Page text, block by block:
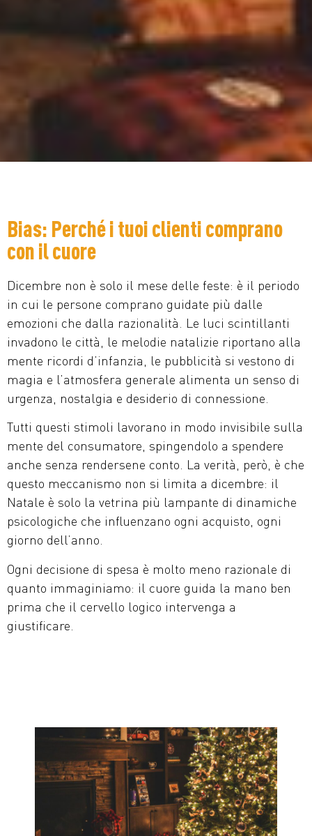
Bias: Perché i tuoi clienti comprano
con il cuore
Dicembre non è solo il mese delle feste: è il periodo
in cui le persone comprano guidate più dalle
emozioni che dalla razionalità. Le luci scintillanti
invadono le città, le melodie natalizie riportano alla
mente ricordi d’infanzia, le pubblicità si vestono di
magia e l’atmosfera generale alimenta un senso di
urgenza, nostalgia e desiderio di connessione.
Tutti questi stimoli lavorano in modo invisibile sulla
mente del consumatore, spingendolo a spendere
anche senza rendersene conto. La verità, però, è che
questo meccanismo non si limita a dicembre: il
Natale è solo la vetrina più lampante di dinamiche
psicologiche che influenzano ogni acquisto, ogni
giorno dell’anno.
Ogni decisione di spesa è molto meno razionale di
quanto immaginiamo: il cuore guida la mano ben
prima che il cervello logico intervenga a
giustificare.